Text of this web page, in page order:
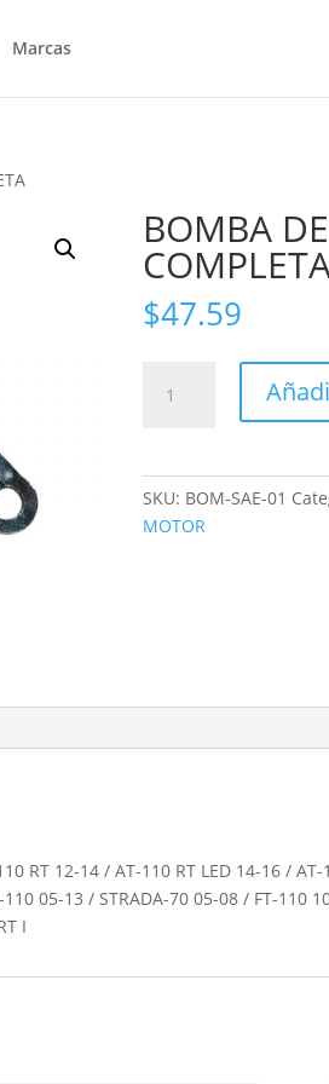
Marcas
BOMBA
$47.59
SKU: BOM-SAE-01
MOTOR
RT 12-14 / AT-110 RT LED 14-16 /
05-13 / STRADA-70 05-08 / FT-110
I